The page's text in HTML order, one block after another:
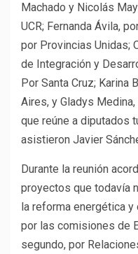
Machado y Nicolás
UCR; Fernanda Ávila,
por Provincias Unidas;
de Integración y
Por Santa Cruz; Karina
Aires, y Gladys
que reúne a diputados
asistieron Javier
Durante la reunión
proyectos que todavía
la reforma energética y
por las comisiones de
segundo, por